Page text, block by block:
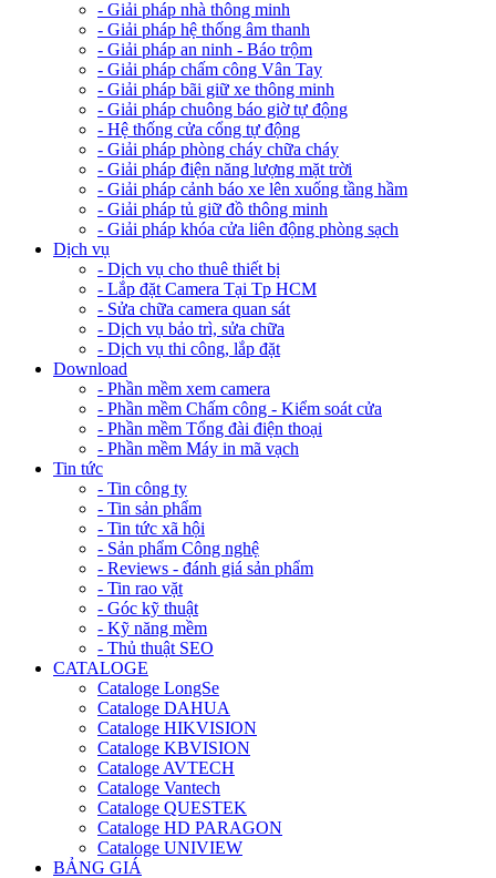
- Giải pháp nhà thông minh
- Giải pháp hệ thống âm thanh
- Giải pháp an ninh - Báo trộm
- Giải pháp chấm công Vân Tay
- Giải pháp bãi giữ xe thông minh
- Giải pháp chuông báo giờ tự động
- Hệ thống cửa cổng tự động
- Giải pháp phòng cháy chữa cháy
- Giải pháp điện năng lượng mặt trời
- Giải pháp cảnh báo xe lên xuống tầng hầm
- Giải pháp tủ giữ đồ thông minh
- Giải pháp khóa cửa liên động phòng sạch
Dịch vụ
- Dịch vụ cho thuê thiết bị
- Lắp đặt Camera Tại Tp HCM
- Sửa chữa camera quan sát
- Dịch vụ bảo trì, sửa chữa
- Dịch vụ thi công, lắp đặt
Download
- Phần mềm xem camera
- Phần mềm Chấm công - Kiểm soát cửa
- Phần mềm Tổng đài điện thoại
- Phần mềm Máy in mã vạch
Tin tức
- Tin công ty
- Tin sản phẩm
- Tin tức xã hội
- Sản phẩm Công nghệ
- Reviews - đánh giá sản phẩm
- Tin rao vặt
- Góc kỹ thuật
- Kỹ năng mềm
- Thủ thuật SEO
CATALOGE
Cataloge LongSe
Cataloge DAHUA
Cataloge HIKVISION
Cataloge KBVISION
Cataloge AVTECH
Cataloge Vantech
Cataloge QUESTEK
Cataloge HD PARAGON
Cataloge UNIVIEW
BẢNG GIÁ